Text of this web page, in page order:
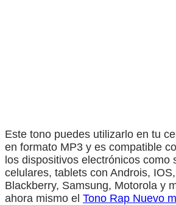
Este tono puedes utilizarlo en tu
en formato MP3 y es compatible
los dispositivos electrónicos como
celulares, tablets con Androis,
Blackberry, Samsung, Motorola y
ahora mismo el Tono Rap Nuevo